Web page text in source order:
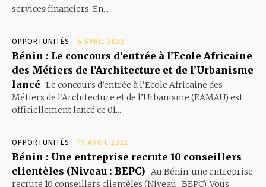
services financiers. En...
OPPORTUNITÉS 4 AVRIL 2022
Bénin : Le concours d’entrée à l’Ecole Africaine
des Métiers de l’Architecture et de l’Urbanisme
lancé Le concours d’entrée à l’Ecole Africaine des
Métiers de l’Architecture et de l’Urbanisme (EAMAU) est
officiellement lancé ce 01...
OPPORTUNITÉS 15 AVRIL 2022
Bénin : Une entreprise recrute 10 conseillers
clientèles (Niveau : BEPC) Au Bénin, une entreprise
recrute 10 conseillers clientèles (Niveau : BEPC). Vous